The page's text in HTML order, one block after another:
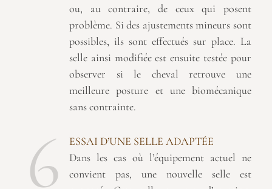
ou, au contraire, de ceux qui posent
problème. Si des ajustements mineurs sont
possibles, ils sont effectués sur place. La
selle ainsi modifiée est ensuite testée pour
observer si le cheval retrouve une
meilleure posture et une biomécanique
sans contrainte.
6
ESSAI D’UNE SELLE ADAPTÉE
Dans les cas où l’équipement actuel ne
convient pas, une nouvelle selle est